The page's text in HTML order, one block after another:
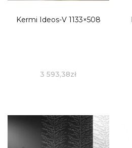
Kermi Ideos-V 1133×508
3 593,38zł